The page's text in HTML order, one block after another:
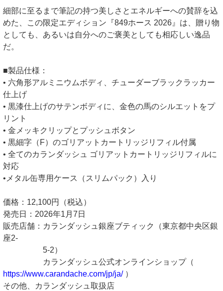
細部に至るまで筆記の持つ美しさとエネルギーへの賛辞を込
めた、この限定エディション『849ホース 2026』は、贈り物
としても、あるいは自分へのご褒美としても相応しい逸品
だ。
■製品仕様：
• 六角形アルミニウムボディ、チューダーブラックラッカー
仕上げ
• 黒漆仕上げのサテンボディに、金色の馬のシルエットをプ
リント
• 金メッキクリップとプッシュボタン
• 黒細字（F）のゴリアットカートリッジリフィル付属
• 全てのカランダッシュ ゴリアットカートリッジリフィルに
対応
•メタル缶専用ケース（スリムパック）入り
価格：12,100円（税込）
発売日：2026年1月7日
販売店舗：カランダッシュ銀座ブティック（東京都中央区銀
座2-
5-2）
カランダッシュ公式オンラインショップ（
https://www.carandache.com/jp/ja/）
その他、カランダッシュ取扱店